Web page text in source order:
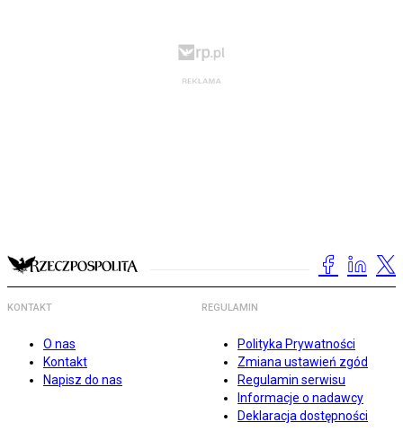
KONTAKT
O nas
Kontakt
Napisz do nas
REGULAMIN
Polityka Prywatności
Zmiana ustawień zgód
Regulamin serwisu
Informacje o nadawcy
Deklaracja dostępności